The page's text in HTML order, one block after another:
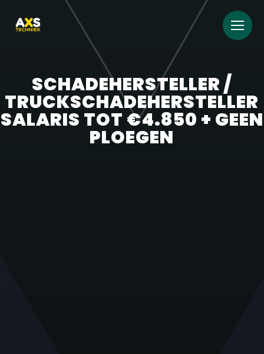
SCHADEHERSTELLER /
TRUCKSCHADEHERSTELLER
SALARIS TOT €4.850 + GEEN
PLOEGEN